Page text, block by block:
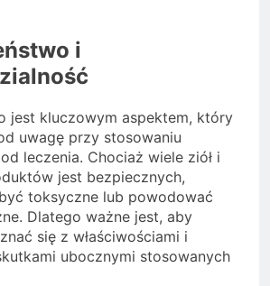
i
jest kluczowym aspektem, który
uwagę przy stosowaniu
leczenia. Chociaż wiele ziół i
jest bezpiecznych,
toksyczne lub powodować
Dlatego ważne jest, aby
się z właściwościami i
ubocznymi stosowanych